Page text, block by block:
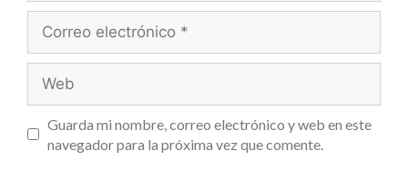
Guarda mi nombre, correo electrónico y web en este
navegador para la próxima vez que comente.